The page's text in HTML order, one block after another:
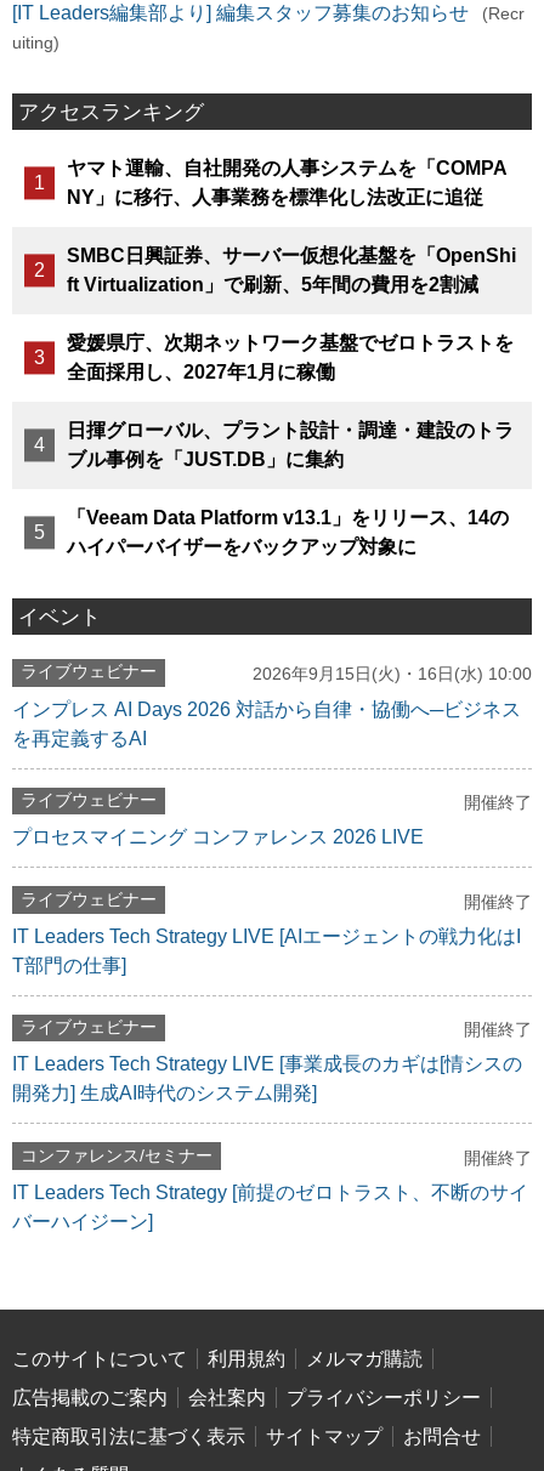
[IT Leaders編集部より] 編集スタッフ募集のお知らせ
(Recr
uiting)
アクセスランキング
ヤマト運輸、自社開発の人事システムを「COMPA
NY」に移行、人事業務を標準化し法改正に追従
SMBC日興証券、サーバー仮想化基盤を「OpenShi
ft Virtualization」で刷新、5年間の費用を2割減
愛媛県庁、次期ネットワーク基盤でゼロトラストを
全面採用し、2027年1月に稼働
日揮グローバル、プラント設計・調達・建設のトラ
ブル事例を「JUST.DB」に集約
「Veeam Data Platform v13.1」をリリース、14の
ハイパーバイザーをバックアップ対象に
イベント
ライブウェビナー 2026年9月15日(火)・16日(水) 10:00
インプレス AI Days 2026 対話から自律・協働へ─ビジネス
を再定義するAI
ライブウェビナー 開催終了
プロセスマイニング コンファレンス 2026 LIVE
ライブウェビナー 開催終了
IT Leaders Tech Strategy LIVE [AIエージェントの戦力化はI
T部門の仕事]
ライブウェビナー 開催終了
IT Leaders Tech Strategy LIVE [事業成長のカギは[情シスの
開発力] 生成AI時代のシステム開発]
コンファレンス/セミナー 開催終了
IT Leaders Tech Strategy [前提のゼロトラスト、不断のサイ
バーハイジーン]
このサイトについて 利用規約
メルマガ購読
広告掲載のご案内
会社案内
プライバシーポリシー
特定商取引法に基づく表示
サイトマップ
お問合せ